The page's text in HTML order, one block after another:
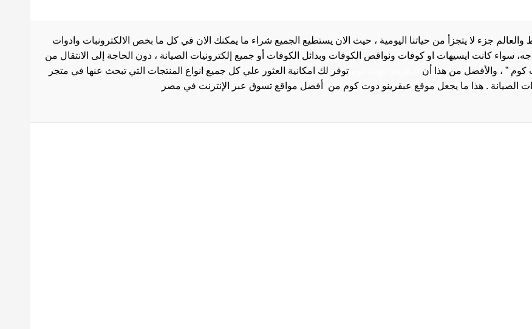
جزء لا يتجزأ من حياتنا اليومية ، حيث الان يستطيع الجميع شراء ما يمكنك الان في كل ما بخص الالكترونبات وادوات
سواء كانت ايسيهات او كوفات ونواقص الكوفات وبدائل الكوفات أو جميع إلكترونيات الصيانة ، دون الحاجة إلى الانتقال من
كوم ” ، والأفضل من هذا أن
توفر لك امكانية العثور علي كل جميع انواع المنتجات التي تبحث عنها في متجر